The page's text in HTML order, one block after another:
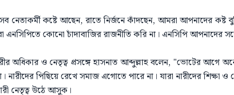
নেতাকর্মী কষ্টে আছেন, রাতে নির্জনে কাঁদছেন, আমরা আপনাদের কষ্ট
এনসিপিতে কোনো চাঁদাবাজির রাজনীতি করি না। এনসিপি আপনাদের
অধিকার ও নেতৃত্ব প্রসঙ্গে হাসনাত আব্দুল্লাহ বলেন, "ভোটের আগে
নারীদের পিছিয়ে রেখে সমাজ এগোতে পারে না। যারা নারীদের শিক্ষা
নেতৃত্ব উঠে আসুক।